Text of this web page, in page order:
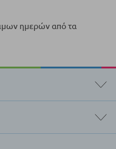
ημερών από τα